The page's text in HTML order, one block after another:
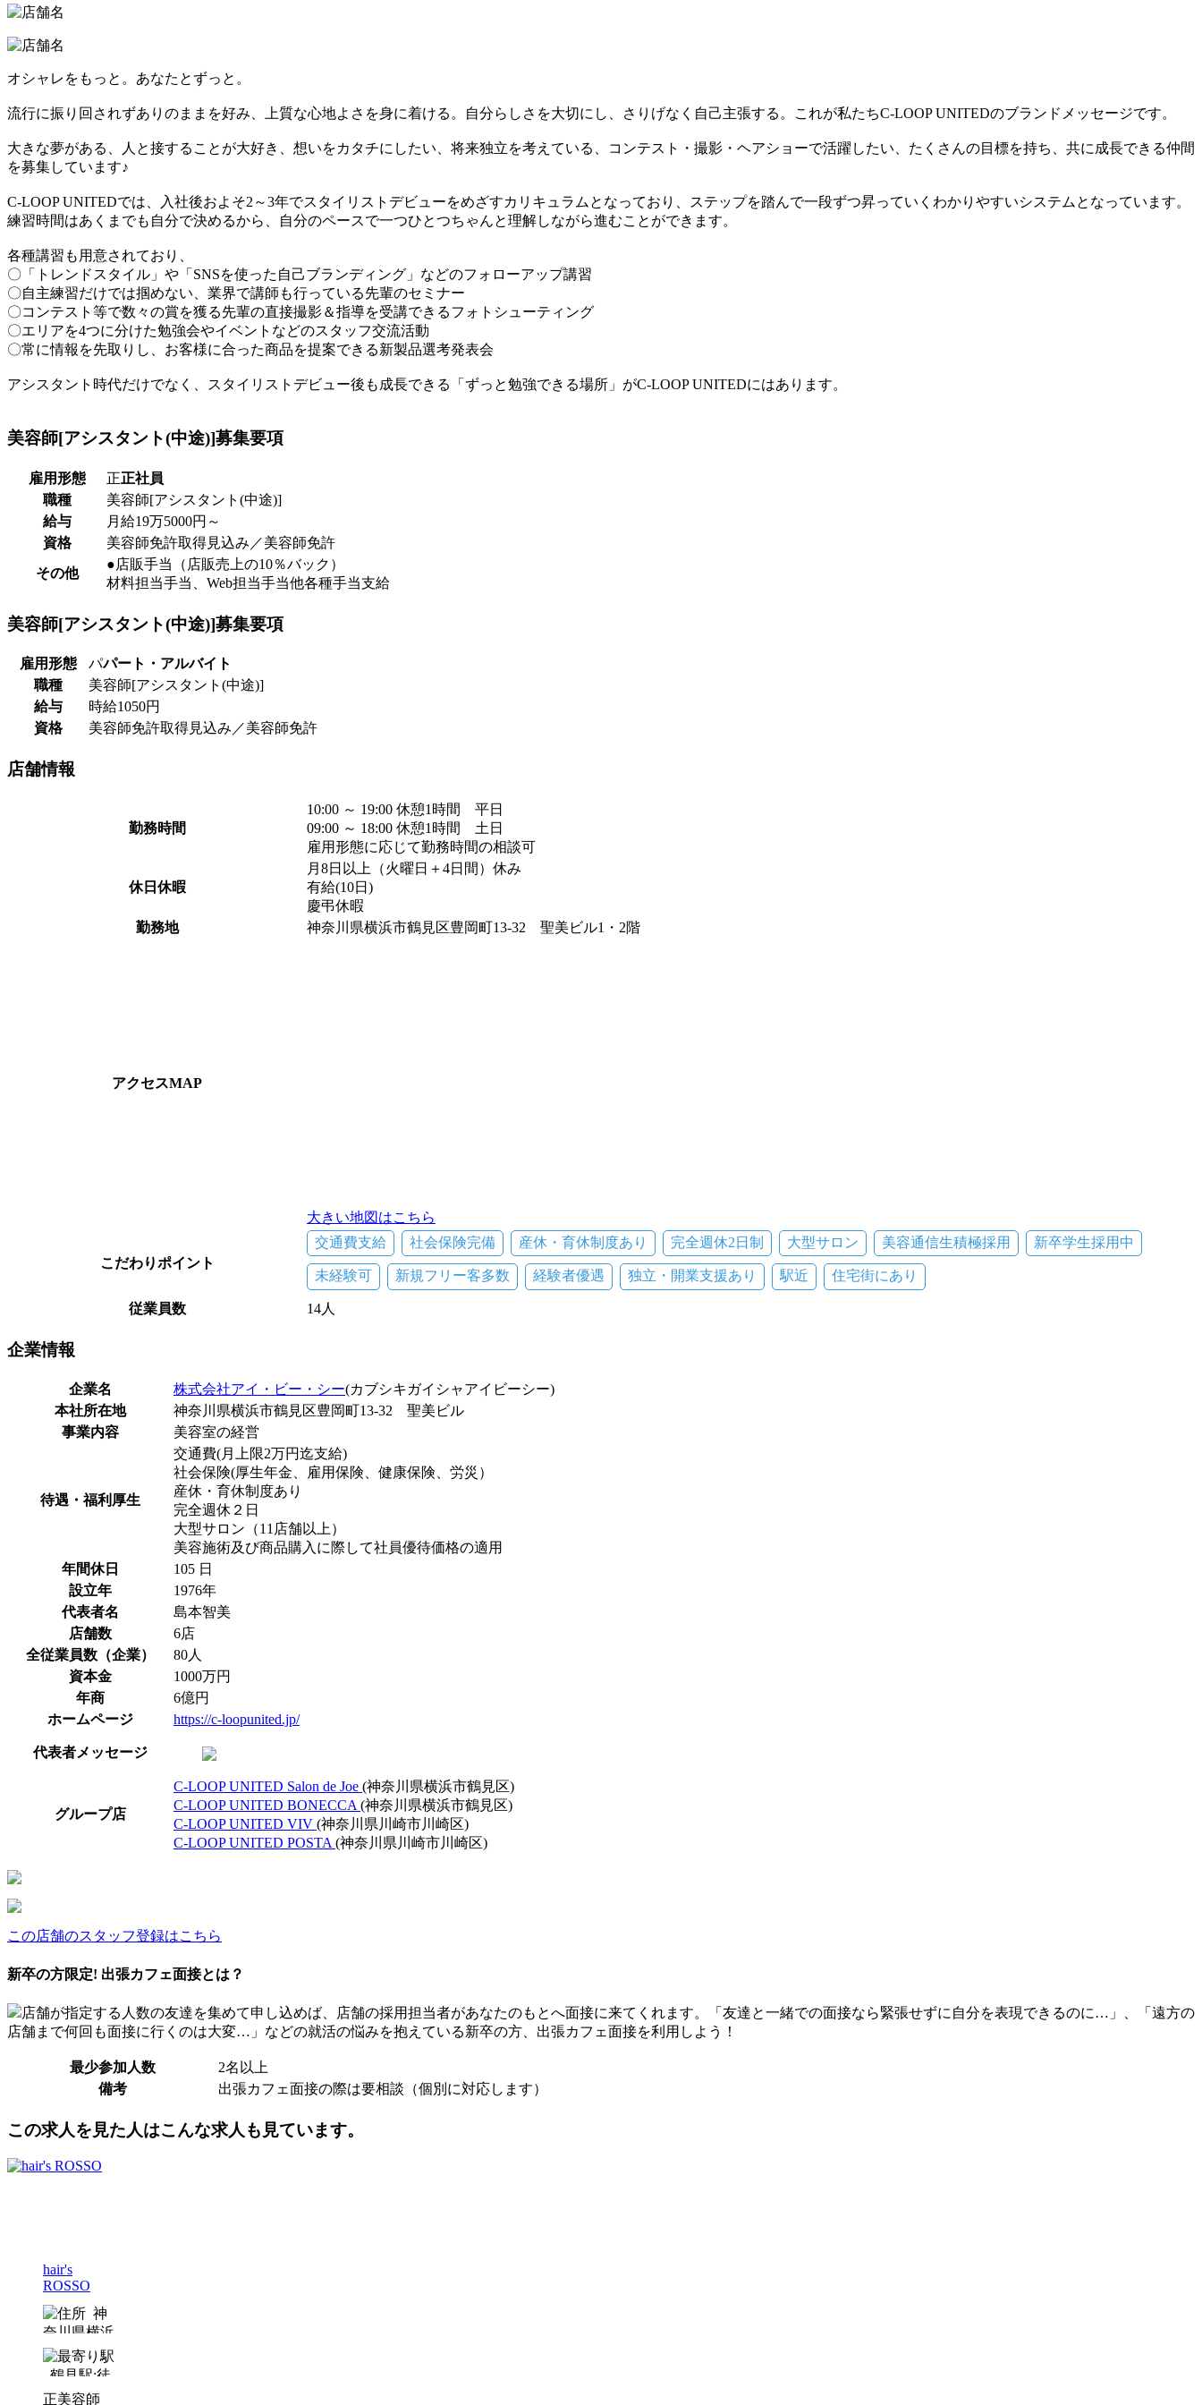
オシャレをもっと。あなたとずっと。
流行に振り回されずありのままを好み、上質な心地よさを身に着ける。自分らしさを大切にし、さりげなく自己主張する。これが私たちC-LOOP UNITEDのブランドメッセージです。
大きな夢がある、人と接することが大好き、想いをカタチにしたい、将来独立を考えている、コンテスト・撮影・ヘアショーで活躍したい、たくさんの目標を持ち、共に成長できる仲間
を募集しています♪
C-LOOP UNITEDでは、入社後およそ2～3年でスタイリストデビューをめざすカリキュラムとなっており、ステップを踏んで一段ずつ昇っていくわかりやすいシステムとなっています。
練習時間はあくまでも自分で決めるから、自分のペースで一つひとつちゃんと理解しながら進むことができます。
各種講習も用意されており、
〇「トレンドスタイル」や「SNSを使った自己ブランディング」などのフォローアップ講習
〇自主練習だけでは掴めない、業界で講師も行っている先輩のセミナー
〇コンテスト等で数々の賞を獲る先輩の直接撮影＆指導を受講できるフォトシューティング
〇エリアを4つに分けた勉強会やイベントなどのスタッフ交流活動
〇常に情報を先取りし、お客様に合った商品を提案できる新製品選考発表会
アシスタント時代だけでなく、スタイリストデビュー後も成長できる「ずっと勉強できる場所」がC-LOOP UNITEDにはあります。
美容師[アシスタント(中途)]募集要項
雇用形態 正正社員
職種
美容師[アシスタント(中途)]
給与
月給19万5000円～
資格
美容師免許取得見込み／美容師免許
その他
●店販手当（店販売上の10％バック）
材料担当手当、Web担当手当他各種手当支給
美容師[アシスタント(中途)]募集要項
雇用形態 パパート・アルバイト
職種
美容師[アシスタント(中途)]
給与
時給1050円
資格
美容師免許取得見込み／美容師免許
店舗情報
勤務時間
10:00 ～ 19:00 休憩1時間 平日
09:00 ～ 18:00 休憩1時間 土日
雇用形態に応じて勤務時間の相談可
休日休暇
月8日以上（火曜日＋4日間）休み
有給(10日)
慶弔休暇
勤務地
神奈川県横浜市鶴見区豊岡町13-32 聖美ビル1・2階
アクセスMAP
大きい地図はこちら
こだわりポイント
交通費支給 社会保険完備 産休・育休制度あり 完全週休2日制 大型サロン 美容通信生積極採用 新卒学生採用中
未経験可 新規フリー客多数 経験者優遇 独立・開業支援あり 駅近 住宅街にあり
従業員数 14人
企業情報
企業名 株式会社アイ・ビー・シー(カブシキガイシャアイビーシー)
本社所在地
神奈川県横浜市鶴見区豊岡町13-32 聖美ビル
事業内容
美容室の経営
待遇・福利厚生
交通費(月上限2万円迄支給)
社会保険(厚生年金、雇用保険、健康保険、労災）
産休・育休制度あり
完全週休２日
大型サロン（11店舗以上）
美容施術及び商品購入に際して社員優待価格の適用
年間休日
105 日
設立年
1976年
代表者名
島本智美
店舗数
6店
全従業員数（企業）
80人
資本金
1000万円
年商
6億円
ホームページ
https://c-loopunited.jp/
代表者メッセージ
グループ店
C-LOOP UNITED Salon de Joe (神奈川県横浜市鶴見区)
C-LOOP UNITED BONECCA (神奈川県横浜市鶴見区)
C-LOOP UNITED VIV (神奈川県川崎市川崎区)
C-LOOP UNITED POSTA (神奈川県川崎市川崎区)
この店舗のスタッフ登録はこちら
新卒の方限定! 出張カフェ面接とは？
店舗が指定する人数の友達を集めて申し込めば、店舗の採用担当者があなたのもとへ面接に来てくれます。「友達と一緒での面接なら緊張せずに自分を表現できるのに…」、「遠方の
店舗まで何回も面接に行くのは大変…」などの就活の悩みを抱えている新卒の方、出張カフェ面接を利用しよう！
最少参加人数
2名以上
備考
出張カフェ面接の際は要相談（個別に対応します）
この求人を見た人はこんな求人も見ています。
hair's
ROSSO
神
奈川県横浜
市鶴見区
鶴見駅:徒
歩5分以内
正美容師